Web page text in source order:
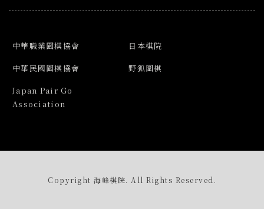
中華職業圍棋協會
日本棋院
中華民國圍棋協會
野狐圍棋
Japan Pair Go
Association
Copyright 海峰棋院. All Rights Reserved.